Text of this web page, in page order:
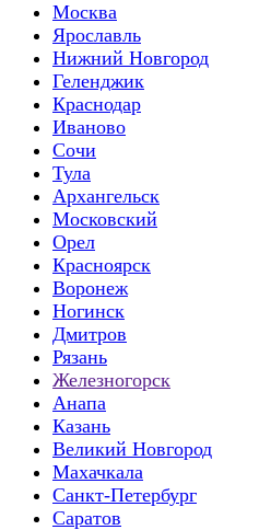
Москва
Ярославль
Нижний Новгород
Геленджик
Краснодар
Иваново
Сочи
Тула
Архангельск
Московский
Орел
Красноярск
Воронеж
Ногинск
Дмитров
Рязань
Железногорск
Анапа
Казань
Великий Новгород
Махачкала
Санкт-Петербург
Саратов